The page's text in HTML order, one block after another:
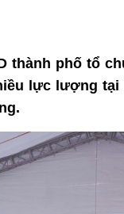
thành phố tổ
lực lượng